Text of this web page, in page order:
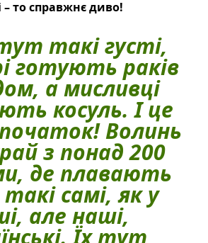
то справжнє диво!
такі густі,
готують раків
а мисливці
косуль. І це
Волинь
з понад 200
де плавають
такі самі, як у
але наші,
Їх тут